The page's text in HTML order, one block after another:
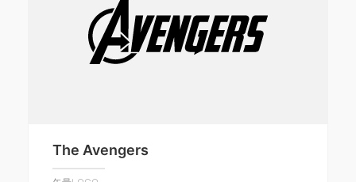
The Avengers